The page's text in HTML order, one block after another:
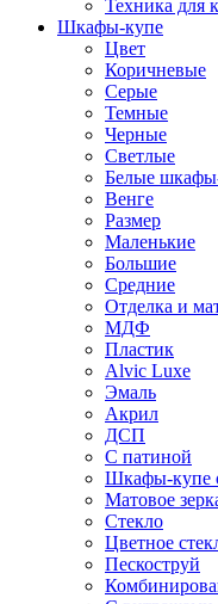
Техника для
Шкафы-купе
Цвет
Коричневые
Серые
Темные
Черные
Светлые
Белые
Венге
Размер
Маленькие
Большие
Средние
Отделка и
МДФ
Пластик
Alvic Luxe
Эмаль
Акрил
ДСП
С патиной
Шкафы-купе
Матовое
Стекло
Цветное
Пескоструй